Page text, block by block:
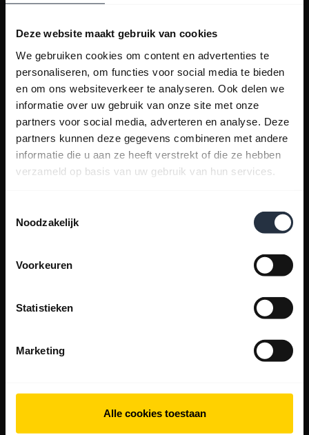
Deze website maakt gebruik van cookies
We gebruiken cookies om content en advertenties te
personaliseren, om functies voor social media te bieden
en om ons websiteverkeer te analyseren. Ook delen we
informatie over uw gebruik van onze site met onze
partners voor social media, adverteren en analyse. Deze
partners kunnen deze gegevens combineren met andere
informatie die u aan ze heeft verstrekt of die ze hebben
verzameld op basis van uw gebruik van hun services.
Noodzakelijk
Voorkeuren
Statistieken
Marketing
Alle cookies toestaan